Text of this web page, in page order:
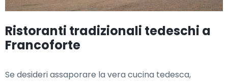
Ristoranti tradizionali tedeschi a
Francoforte
Se desideri assaporare la vera cucina tedesca,